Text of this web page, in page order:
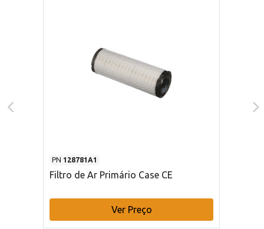
PN 128781A1
Filtro de Ar Primário Case CE
Ver Preço